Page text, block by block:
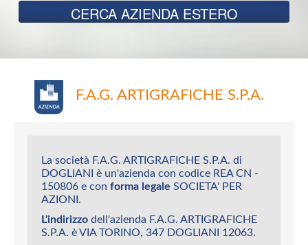
CERCA AZIENDA ESTERO
F.A.G. ARTIGRAFICHE S.P.A.
La società F.A.G. ARTIGRAFICHE S.P.A. di
DOGLIANI è un'azienda con codice REA CN -
150806 e con forma legale SOCIETA' PER
AZIONI.
L'indirizzo dell'azienda F.A.G. ARTIGRAFICHE
S.P.A. è VIA TORINO, 347 DOGLIANI 12063.